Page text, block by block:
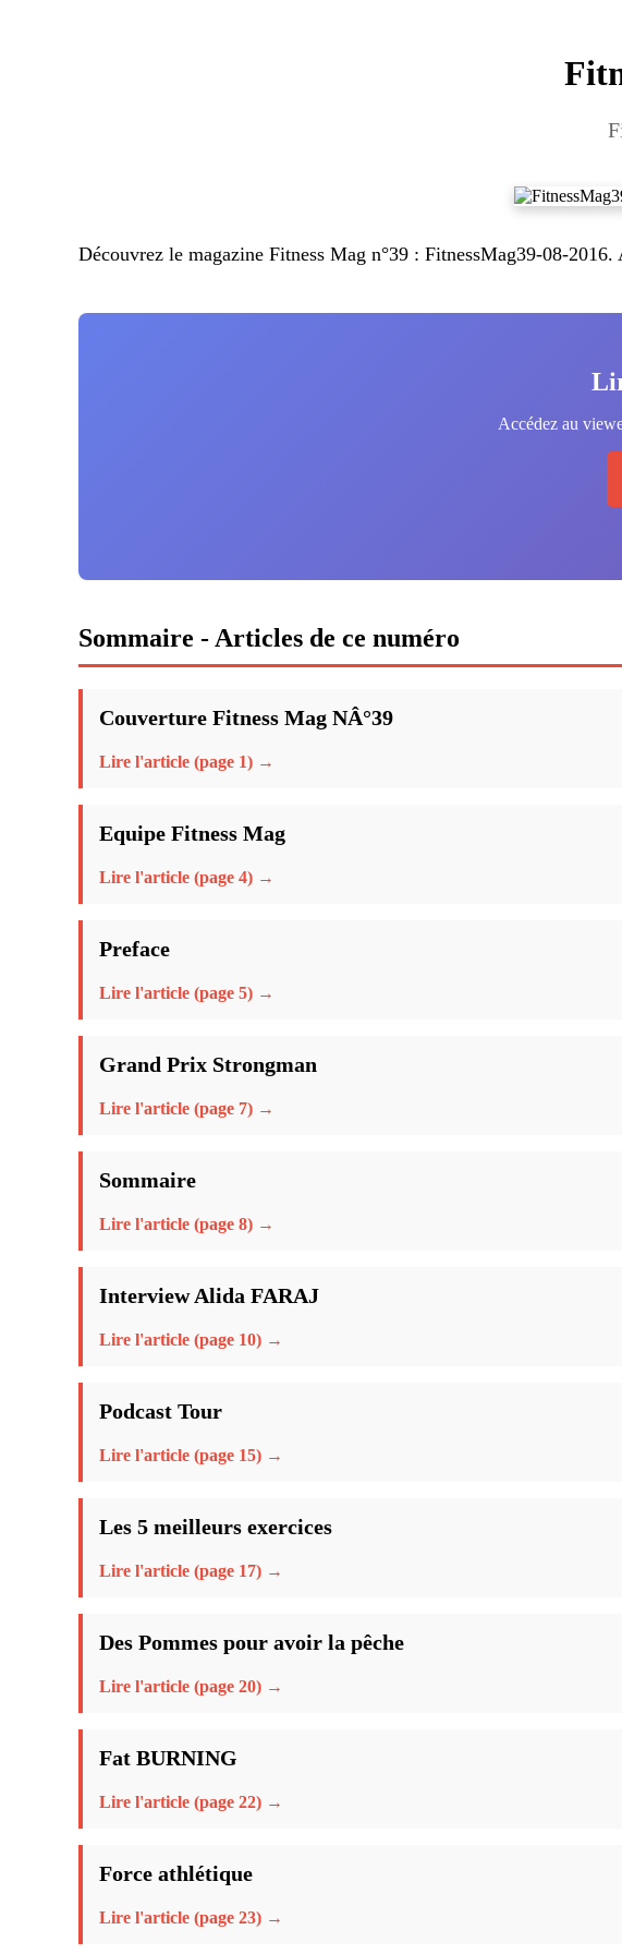
Découvrez le magazine Fitness Mag n°39 : FitnessMag39-08-
Accédez au
Sommaire - Articles de ce numéro
Couverture Fitness Mag NÂ°39
Lire l'article (page 1) →
Equipe Fitness Mag
Lire l'article (page 4) →
Preface
Lire l'article (page 5) →
Grand Prix Strongman
Lire l'article (page 7) →
Sommaire
Lire l'article (page 8) →
Interview Alida FARAJ
Lire l'article (page 10) →
Podcast Tour
Lire l'article (page 15) →
Les 5 meilleurs exercices
Lire l'article (page 17) →
Des Pommes pour avoir la pêche
Lire l'article (page 20) →
Fat BURNING
Lire l'article (page 22) →
Force athlétique
Lire l'article (page 23) →